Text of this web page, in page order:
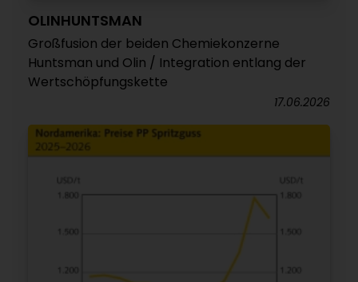
OLINHUNTSMAN
Großfusion der beiden Chemiekonzerne
Huntsman und Olin / Integration entlang der
Wertschöpfungskette
17.06.2026